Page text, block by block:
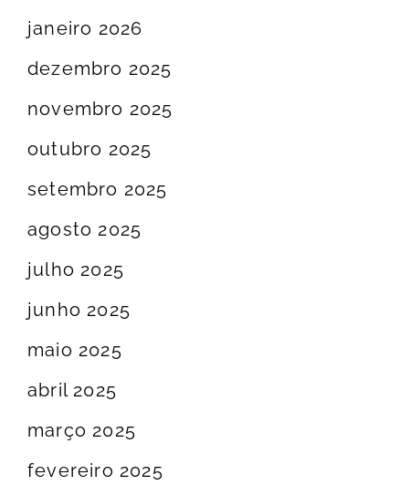
janeiro 2026
dezembro 2025
novembro 2025
outubro 2025
setembro 2025
agosto 2025
julho 2025
junho 2025
maio 2025
abril 2025
março 2025
fevereiro 2025